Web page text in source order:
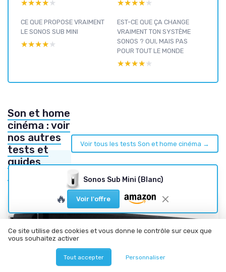
★★★★★
★★★★★ ★★★★★
★★★★★
CE QUE PROPOSE VRAIMENT
LE SONOS SUB MINI
★★★★★
★★★★★
EST-CE QUE ÇA CHANGE
VRAIMENT TON SYSTÈME
SONOS ? OUI, MAIS PAS
POUR TOUT LE MONDE
★★★★★
★★★★★
Son et home
cinéma : voir
nos autres
tests et
guides
Voir tous les tests Son et home cinéma →
Sonos Sub Mini (Blanc)
🔥 Voir l'offre
Ce site utilise des cookies et vous donne le contrôle sur ceux que
vous souhaitez activer
Tout accepter Personnaliser